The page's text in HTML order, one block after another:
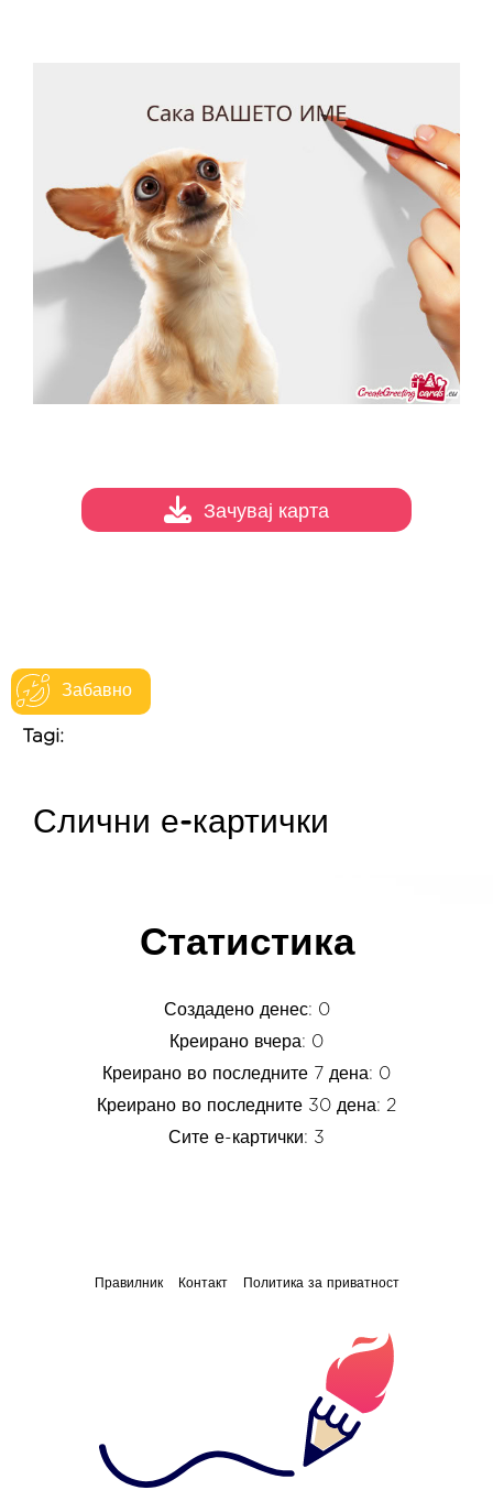
Забавно
Tagi:
Зачувај карта
Слични е-картички
Статистика
Создадено денес: 0
Креирано вчера: 0
Креирано во последните 7 дена: 0
Креирано во последните 30 дена: 2
Сите е-картички: 3
Правилник Контакт Политика за приватност